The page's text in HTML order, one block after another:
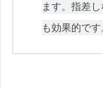
ます。指差
も効果的です